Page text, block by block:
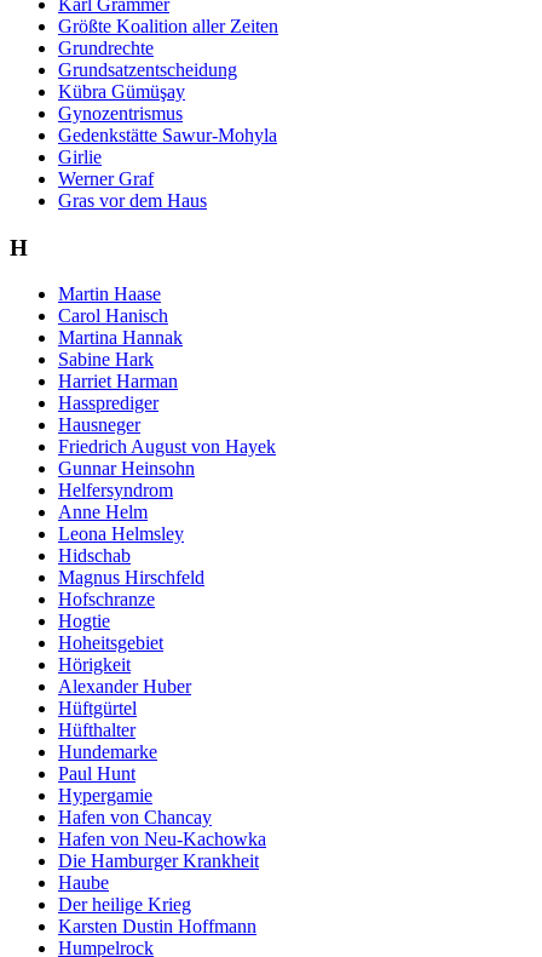
Karl Grammer
Größte Koalition aller Zeiten
Grundrechte
Grundsatzentscheidung
Kübra Gümüşay
Gynozentrismus
Gedenkstätte Sawur-Mohyla
Girlie
Werner Graf
Gras vor dem Haus
H
Martin Haase
Carol Hanisch
Martina Hannak
Sabine Hark
Harriet Harman
Hassprediger
Hausneger
Friedrich August von Hayek
Gunnar Heinsohn
Helfersyndrom
Anne Helm
Leona Helmsley
Hidschab
Magnus Hirschfeld
Hofschranze
Hogtie
Hoheitsgebiet
Hörigkeit
Alexander Huber
Hüftgürtel
Hüfthalter
Hundemarke
Paul Hunt
Hypergamie
Hafen von Chancay
Hafen von Neu-Kachowka
Die Hamburger Krankheit
Haube
Der heilige Krieg
Karsten Dustin Hoffmann
Humpelrock